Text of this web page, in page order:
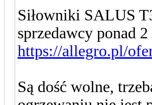
Siłowniki SALUS
sprzedawcy ponad
https://allegro.pl/
Są dość wolne,